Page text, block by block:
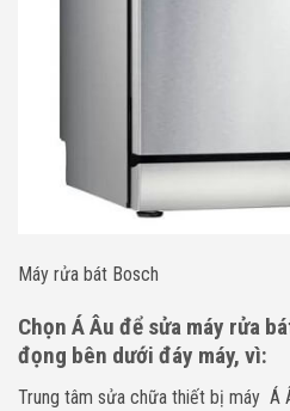
Máy rửa bát Bosch
Chọn Á Âu để sửa máy rửa
đọng bên dưới đáy máy, vì:
Trung tâm sửa chữa thiết bị máy Á